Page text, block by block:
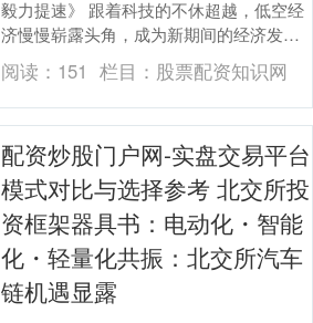
毅力提速》 跟着科技的不休超越，低空经
济慢慢崭露头角，成为新期间的经济发展
热门。近期，国度密集出台了一系列低空
经济战略，其中....
阅读： 151 栏目： 股票配资知识网
配资炒股门户网-实盘交易平台
模式对比与选择参考 北交所投
资框架器具书：电动化・智能
化・轻量化共振：北交所汽车
链机遇显露